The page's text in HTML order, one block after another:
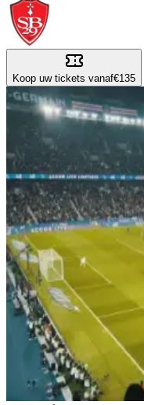
Koop uw tickets vanaf€135